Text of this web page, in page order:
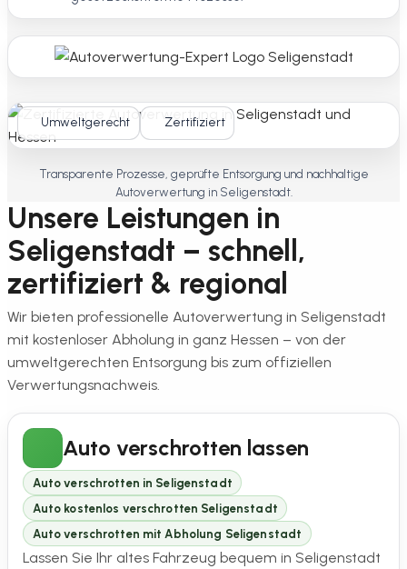
Umweltgerecht Zertifiziert
Transparente Prozesse, geprüfte Entsorgung und nachhaltige
Autoverwertung in Seligenstadt.
Unsere Leistungen in
Seligenstadt – schnell,
zertifiziert & regional
Wir bieten professionelle Autoverwertung in Seligenstadt
mit kostenloser Abholung in ganz Hessen – von der
umweltgerechten Entsorgung bis zum offiziellen
Verwertungsnachweis.
Auto verschrotten lassen
Auto verschrotten in Seligenstadt
Auto kostenlos verschrotten Seligenstadt
Auto verschrotten mit Abholung Seligenstadt
Lassen Sie Ihr altes Fahrzeug bequem in Seligenstadt